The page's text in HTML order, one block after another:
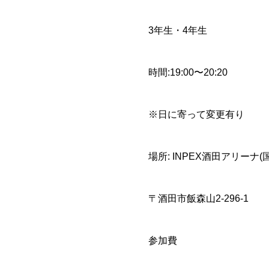
3年生・4年生
時間:19:00〜20:20
※日に寄って変更有り
場所: INPEX酒田アリーナ(
〒酒田市飯森山2-296-1
参加費